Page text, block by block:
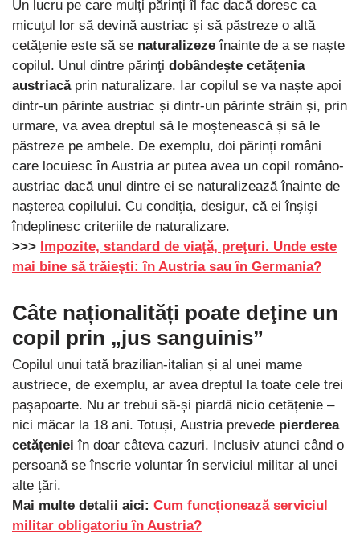
Un lucru pe care mulți părinți îl fac dacă doresc ca
micuţul lor să devină austriac și să păstreze o altă
cetățenie este să se naturalizeze înainte de a se naște
copilul. Unul dintre părinţi dobândeşte cetăţenia
austriacăprin naturalizare. Iar copilul se va naște apoi
dintr-un părinte austriac și dintr-un părinte străin și, prin
urmare, va avea dreptul să le moștenească și să le
păstreze pe ambele. De exemplu, doi părinți români
care locuiesc în Austria ar putea avea un copil româno-
austriac dacă unul dintre ei se naturalizează înainte de
nașterea copilului. Cu condiția, desigur, că ei înșiși
îndeplinesc criteriile de naturalizare.
>>> Impozite, standard de viaţă, preţuri. Unde este
mai bine să trăieşti: în Austria sau în Germania?
Câte naționalități poate deţine un
copil prin „jus sanguinis”
Copilul unui tată brazilian-italian și al unei mame
austriece, de exemplu, ar avea dreptul la toate cele trei
pașapoarte. Nu ar trebui să-și piardă nicio cetățenie –
nici măcar la 18 ani. Totuși, Austria prevede pierderea
cetățeniei în doar câteva cazuri. Inclusiv atunci când o
persoană se înscrie voluntar în serviciul militar al unei
alte țări.
Mai multe detalii aici: Cum funcționează serviciul
militar obligatoriu în Austria?